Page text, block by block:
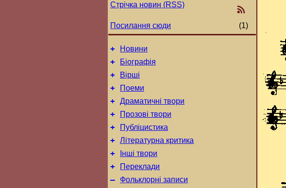
Стрічка новин (RSS)
Посилання сюди (1)
+ Новини
+ Біографія
+ Вірші
+ Поеми
+ Драматичні твори
+ Прозові твори
+ Публіцистика
+ Літературна критика
+ Інші твори
+ Переклади
– Фольклорні записи